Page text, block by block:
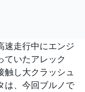
走行中にエンジ
ていたアレック
触し大クラッシュ
は、今回ブルノで